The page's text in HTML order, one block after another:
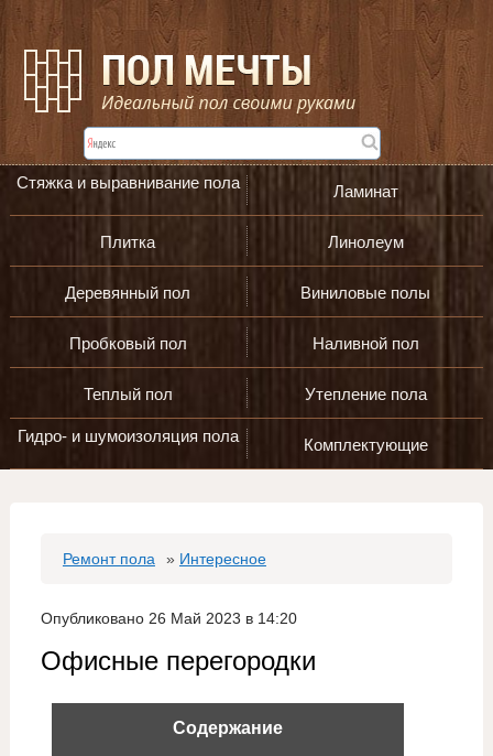
Стяжка и выравнивание пола Ламинат
Плитка Линолеум
Деревянный пол Виниловые полы
Пробковый пол Наливной пол
Теплый пол Утепление пола
Гидро- и шумоизоляция пола Комплектующие
Ремонт пола » Интересное
Опубликовано 26 Май 2023 в 14:20
Офисные перегородки
Содержание